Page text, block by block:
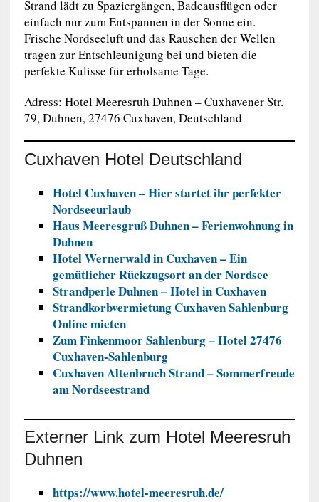
Strand lädt zu Spaziergängen, Badeausflügen oder
einfach nur zum Entspannen in der Sonne ein.
Frische Nordseeluft und das Rauschen der Wellen
tragen zur Entschleunigung bei und bieten die
perfekte Kulisse für erholsame Tage.
Adress: Hotel Meeresruh Duhnen –Cuxhavener Str.
79, Duhnen, 27476 Cuxhaven, Deutschland
Cuxhaven Hotel Deutschland
Hotel Cuxhaven – Hier startet ihr perfekter
Nordseeurlaub
Haus Meeresgruß Duhnen – Ferienwohnung in
Duhnen
Hotel Wernerwald in Cuxhaven – Ein
gemütlicher Rückzugsort an der Nordsee
Strandperle Duhnen – Hotel in Cuxhaven
Strandkorbvermietung Cuxhaven Sahlenburg
Online mieten
Zum Finkenmoor Sahlenburg – Hotel 27476
Cuxhaven-Sahlenburg
Cuxhaven Altenbruch Strand – Sommerfreude
am Nordseestrand
Externer Link zum Hotel Meeresruh
Duhnen
https://www.hotel-meeresruh.de/